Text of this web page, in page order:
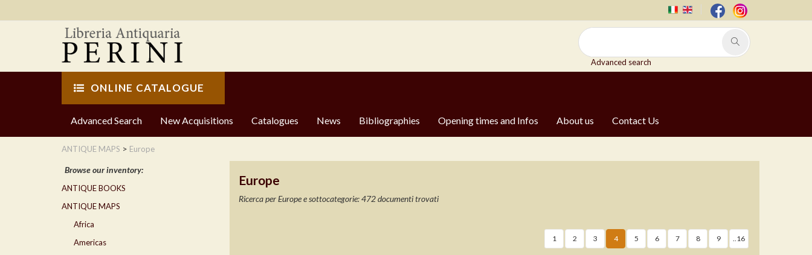
Advanced search
ONLINE CATALOGUE
Advanced Search New Acquisitions Catalogues News Bibliographies Opening times and Infos About us Contact Us
ANTIQUE MAPS > Europe
Europe
Ricerca per Europe e sottocategorie: 472 documenti trovati
1 2 3 4 5 6 7 8 9 ..16
Browse our inventory:
ANTIQUE BOOKS
ANTIQUE MAPS
Africa
Americas